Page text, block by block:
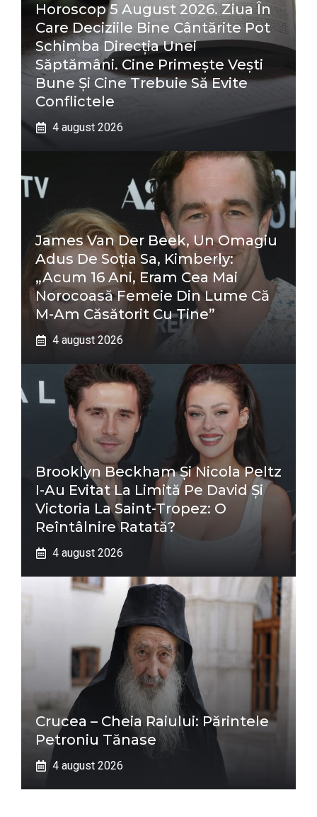
Horoscop 5 August 2026. Ziua În
Care Deciziile Bine Cântărite Pot
Schimba Direcția Unei
Săptămâni. Cine Primește Vești
Bune Și Cine Trebuie Să Evite
Conflictele
4 august 2026
James Van Der Beek, Un Omagiu
Adus De Soția Sa, Kimberly:
„Acum 16 Ani, Eram Cea Mai
Norocoasă Femeie Din Lume Că
M-Am Căsătorit Cu Tine”
4 august 2026
Brooklyn Beckham Și Nicola Peltz
I-Au Evitat La Limită Pe David Și
Victoria La Saint-Tropez: O
Reîntâlnire Ratată?
4 august 2026
Crucea – Cheia Raiului: Părintele
Petroniu Tănase
4 august 2026